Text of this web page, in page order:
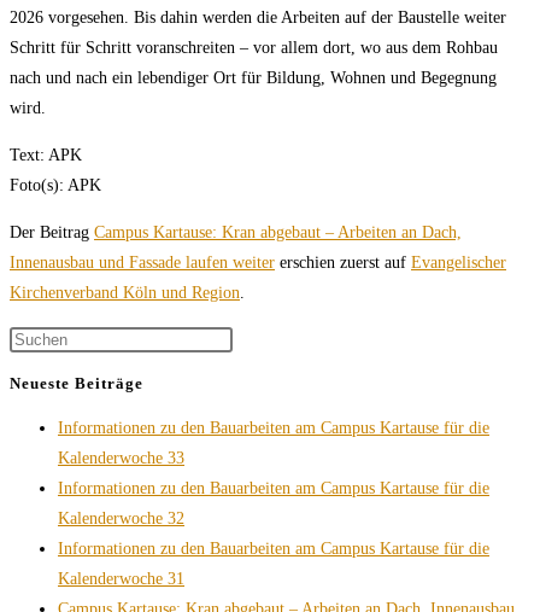
2026 vorgesehen. Bis dahin werden die Arbeiten auf der Baustelle weiter
Schritt für Schritt voranschreiten – vor allem dort, wo aus dem Rohbau
nach und nach ein lebendiger Ort für Bildung, Wohnen und Begegnung
wird.
Text: APK
Foto(s): APK
Der Beitrag Campus Kartause: Kran abgebaut – Arbeiten an Dach,
Innenausbau und Fassade laufen weiter erschien zuerst auf Evangelischer
Kirchenverband Köln und Region
Neueste Beiträge
Informationen zu den Bauarbeiten am Campus Kartause für die
Kalenderwoche 33
Informationen zu den Bauarbeiten am Campus Kartause für die
Kalenderwoche 32
Informationen zu den Bauarbeiten am Campus Kartause für die
Kalenderwoche 31
Campus Kartause: Kran abgebaut – Arbeiten an Dach, Innenausbau